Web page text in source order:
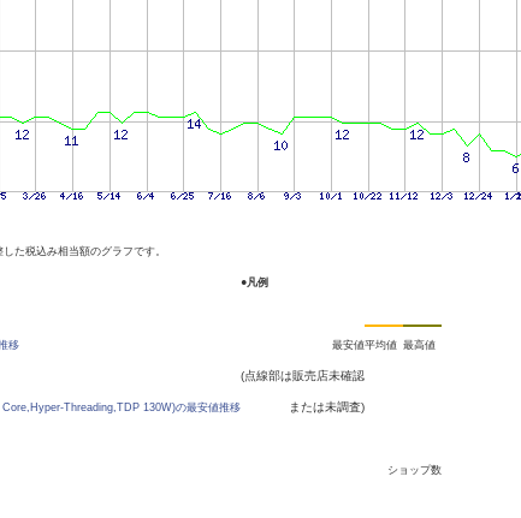
た税込み相当額のグラフです。
移
Threading,TDP 130W)の最安値推移
●凡例
最安値
(点線部は販売店未確認
または未調査)
平均値 最高値
ショップ数